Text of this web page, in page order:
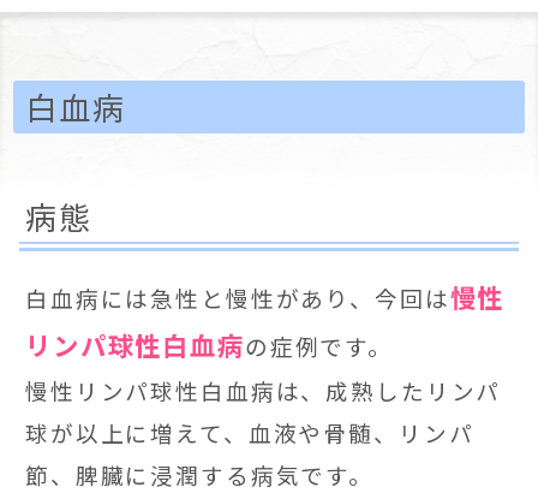
白血病
病態
白血病には急性と慢性があり、今回は慢性
リンパ球性白血病の症例です。
慢性リンパ球性白血病は、成熟したリンパ
球が以上に増えて、血液や骨髄、リンパ
節、脾臓に浸潤する病気です。